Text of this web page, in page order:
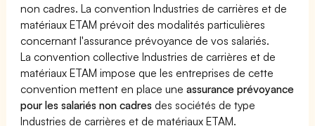
non cadres. La convention Industries de carrières et de
matériaux ETAM prévoit des modalités particulières
concernant l'assurance prévoyance de vos salariés.
La convention collective Industries de carrières et de
matériaux ETAM impose que les entreprises de cette
convention mettent en place uneassurance prévoyance
pour les salariés non cadres des sociétés de type
Industries de carrières et de matériaux ETAM.